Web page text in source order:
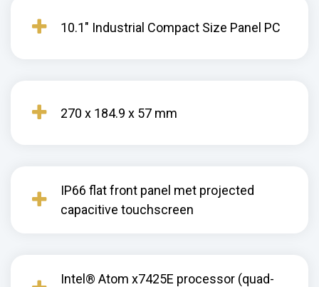
10.1" Industrial Compact Size Panel PC
270 x 184.9 x 57 mm
IP66 flat front panel met projected
capacitive touchscreen
Intel® Atom x7425E processor (quad-